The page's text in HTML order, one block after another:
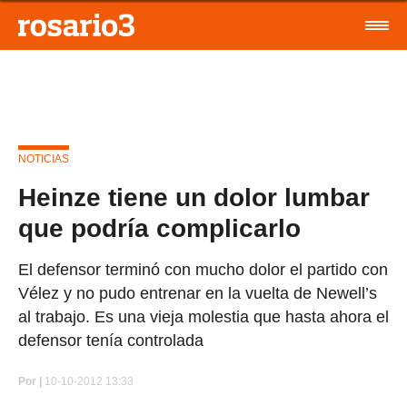
NOTICIAS
Heinze tiene un dolor lumbar
que podría complicarlo
El defensor terminó con mucho dolor el partido con
Vélez y no pudo entrenar en la vuelta de Newell’s
al trabajo. Es una vieja molestia que hasta ahora el
defensor tenía controlada
Por 10-10-2012 13:33